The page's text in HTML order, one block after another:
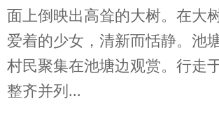
面上倒映出高耸的大树。在大
爱着的少女，清新而恬静。池
村民聚集在池塘边观赏。行走
整齐并列...